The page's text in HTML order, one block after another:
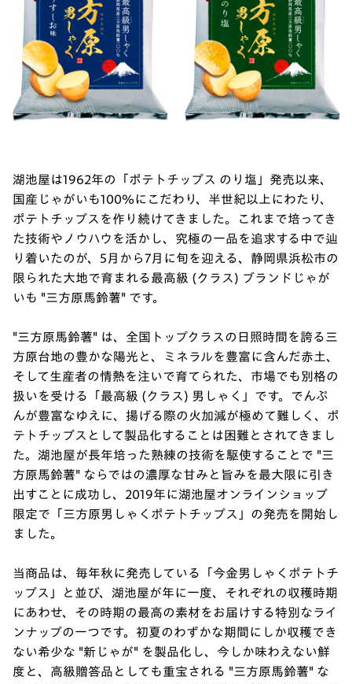
湖池屋は1962年の「ポテトチップス のり塩」発売以来、
国産じゃがいも100％にこだわり、半世紀以上にわたり、
ポテトチップスを作り続けてきました。これまで培ってき
た技術やノウハウを活かし、究極の一品を追求する中で辿
り着いたのが、5月から7月に旬を迎える、静岡県浜松市の
限られた大地で育まれる最高級 (クラス) ブランドじゃが
いも "三方原馬鈴薯" です。
"三方原馬鈴薯" は、全国トップクラスの日照時間を誇る三
方原台地の豊かな陽光と、ミネラルを豊富に含んだ赤土、
そして生産者の情熱を注いで育てられた、市場でも別格の
扱いを受ける「最高級 (クラス) 男しゃく」です。でんぷ
んが豊富なゆえに、揚げる際の火加減が極めて難しく、ポ
テトチップスとして製品化することは困難とされてきまし
た。湖池屋が長年培った熟練の技術を駆使することで "三
方原馬鈴薯" ならではの濃厚な甘みと旨みを最大限に引き
出すことに成功し、2019年に湖池屋オンラインショップ
限定で「三方原男しゃくポテトチップス」の発売を開始し
ました。
当商品は、毎年秋に発売している「今金男しゃくポテトチ
ップス」と並び、湖池屋が年に一度、それぞれの収穫時期
にあわせ、その時期の最高の素材をお届けする特別なライ
ンナップの一つです。初夏のわずかな期間にしか収穫でき
ない希少な "新じゃが" を製品化し、今しか味わえない鮮
度と、高級贈答品としても重宝される "三方原馬鈴薯" な